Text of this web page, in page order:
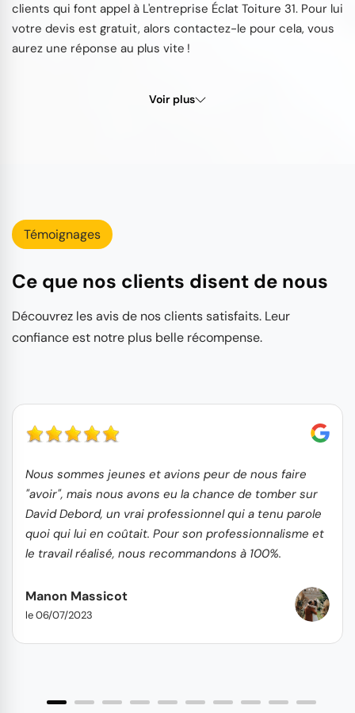
clients qui font appel à L'entreprise Éclat Toiture 31. Pour lui
votre devis est gratuit, alors contactez-le pour cela, vous
aurez une réponse au plus vite !
Voir plus
Témoignages
Ce que nos clients disent de nous
Découvrez les avis de nos clients satisfaits. Leur
confiance est notre plus belle récompense.
Nous sommes jeunes et avions peur de nous faire
"avoir", mais nous avons eu la chance de tomber sur
David Debord, un vrai professionnel qui a tenu parole
quoi qui lui en coûtait. Pour son professionnalisme et
le travail réalisé, nous recommandons à 100%.
Manon Massicot
le 06/07/2023